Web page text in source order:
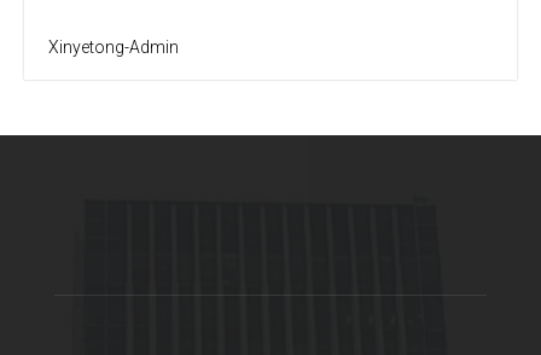
Xinyetong-Admin